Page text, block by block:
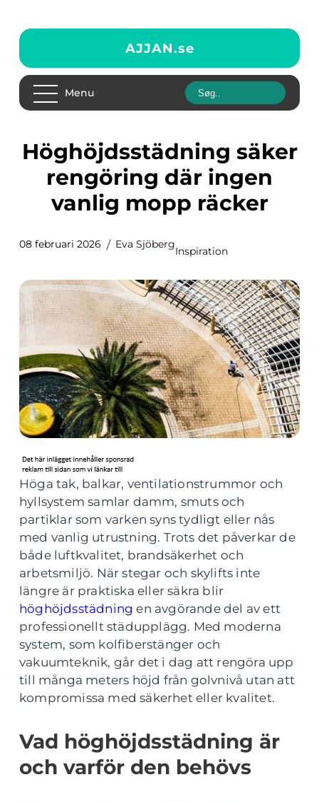
AJJAN.se
Menu
Höghöjdsstädning säker
rengöring där ingen
vanlig mopp räcker
08 februari 2026 Eva Sjöberg
Inspiration
Höga tak, balkar, ventilationstrummor och
hyllsystem samlar damm, smuts och
partiklar som varken syns tydligt eller nås
med vanlig utrustning. Trots det påverkar de
både luftkvalitet, brandsäkerhet och
arbetsmiljö. När stegar och skylifts inte
längre är praktiska eller säkra blir
höghöjdsstädning en avgörande del av ett
professionellt städupplägg. Med moderna
system, som kolfiberstänger och
vakuumteknik, går det i dag att rengöra upp
till många meters höjd från golvnivå utan att
kompromissa med säkerhet eller kvalitet.
Vad höghöjdsstädning är
och varför den behövs